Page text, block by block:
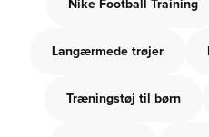
Nike Football Training
Langærmede trøjer
Træningstøj til børn